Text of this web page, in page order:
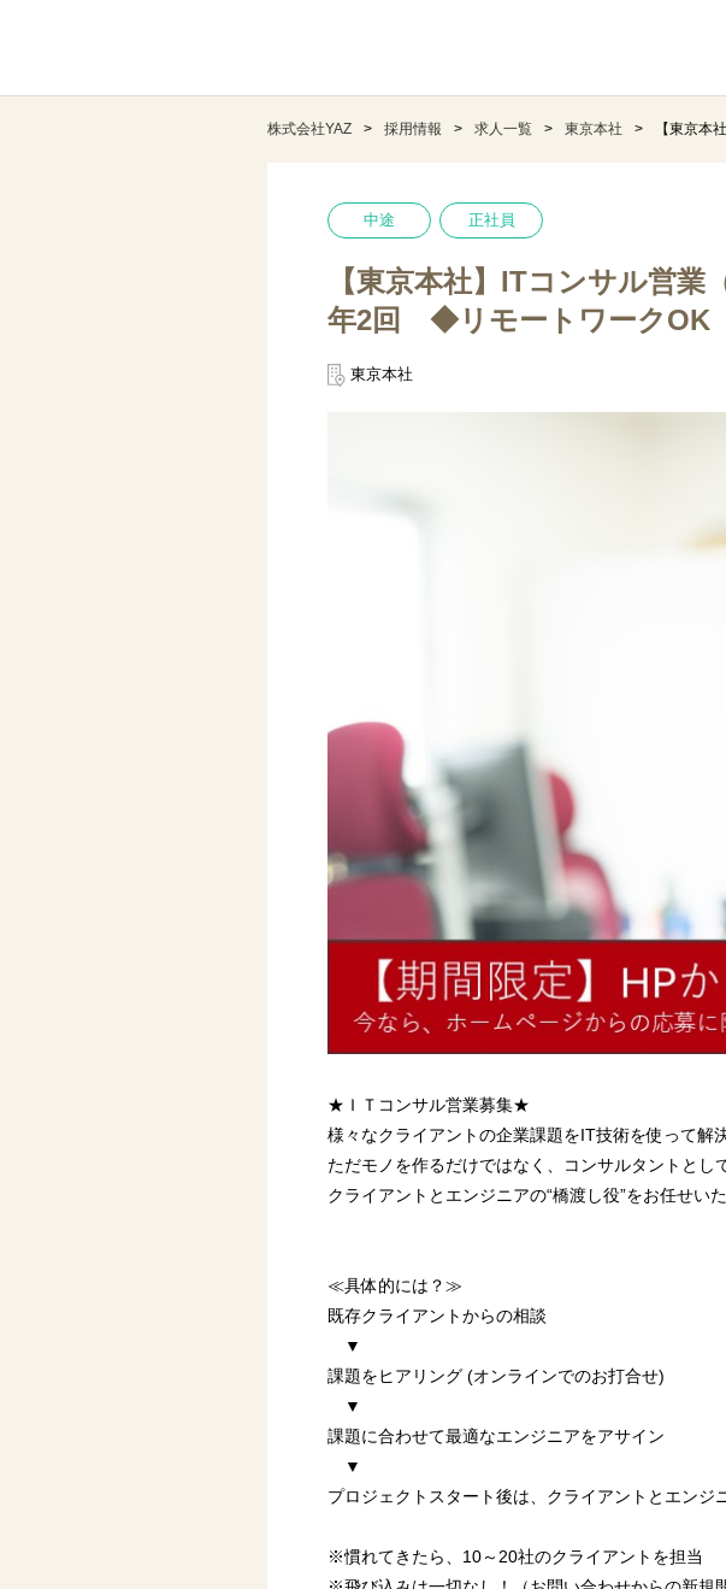
株式会社YAZ 採用情報 求人一覧 東京本社 【東京
中途 正社員
【東京本社】ITコンサル営
年2回 ◆リモートワークOK
東京本社
★ＩＴコンサル営業募集★
様々なクライアントの企業課題をIT技術を使って解
ただモノを作るだけではなく、コンサルタントとし
クライアントとエンジニアの“橋渡し役”をお任せいた
≪具体的には？≫
既存クライアントからの相談
▼
課題をヒアリング (オンラインでのお打合せ)
▼
課題に合わせて最適なエンジニアをアサイン
▼
プロジェクトスタート後は、クライアントとエンジ
※慣れてきたら、10～20社のクライアントを担当